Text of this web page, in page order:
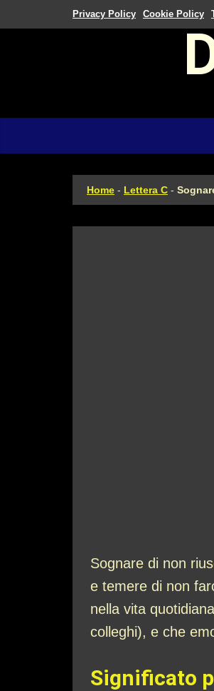
Privacy Policy Cookie Policy
Home - Lettera C -
Sognare di non
e temere di non
nella vita
colleghi), e che
Significato